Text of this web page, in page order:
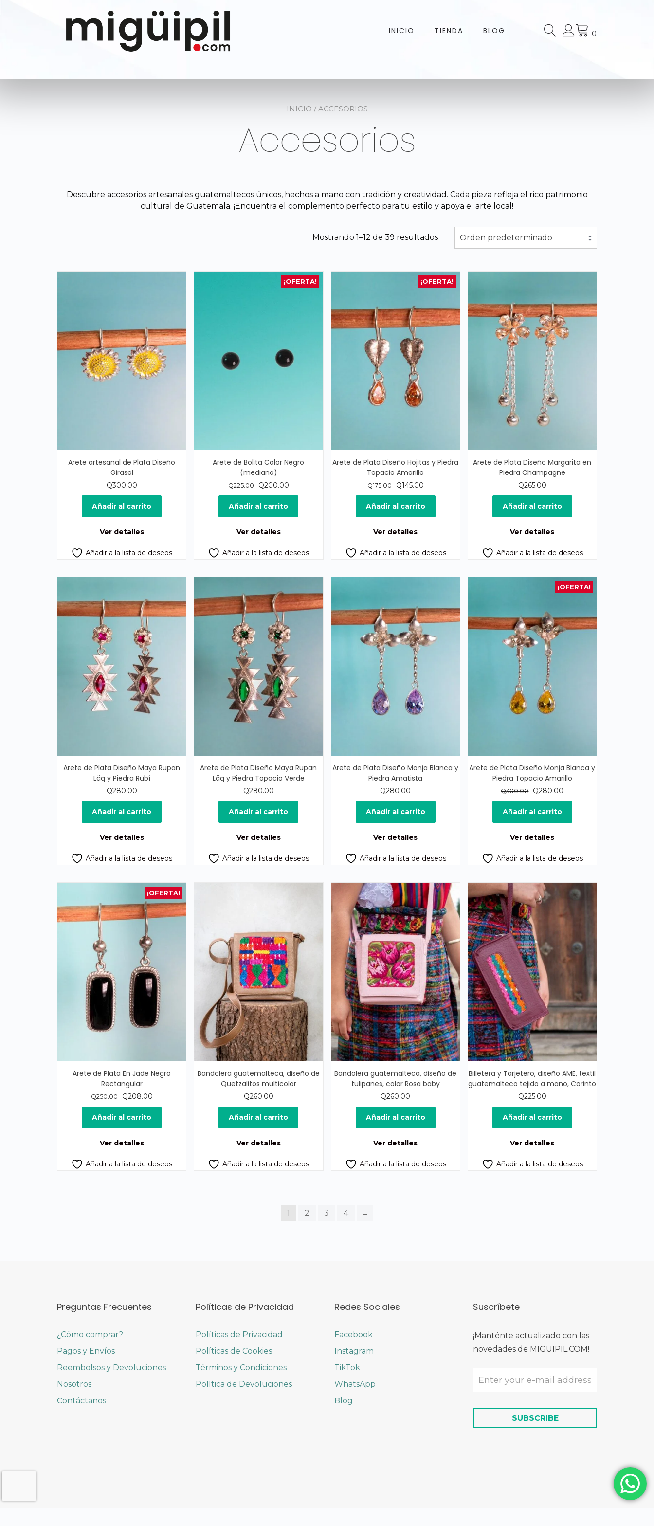
INICIO TIENDA BLOG 0
INICIO / ACCESORIOS
Accesorios
Descubre accesorios artesanales guatemaltecos únicos, hechos a mano con tradición y creatividad. Cada pieza refleja el rico patrimonio
cultural de Guatemala. ¡Encuentra el complemento perfecto para tu estilo y apoya el arte local!
Mostrando 1–12 de 39 resultados Orden predeterminado
Arete artesanal de Plata Diseño
Girasol
Q300.00
Añadir al carrito
Ver detalles
Añadir a la lista de deseos
¡OFERTA!
Arete de Bolita Color Negro
(mediano)
Q225.00
El
precio
original
era:
Q200.00El
precio
es:
Añadir al carrito
Ver detalles
Añadir a la lista de deseos
¡OFERTA!
Arete de Plata Diseño Hojitas y Piedra
Topacio Amarillo
Q175.00
El
precio
original
era:
Q145.00El
precio
actual
es:
Añadir al carrito
Ver detalles
Añadir a la lista de deseos
Arete de Plata Diseño Margarita en
Piedra Champagne
Q265.00
Añadir al carrito
Ver detalles
Añadir a la lista de deseos
Arete de Plata Diseño Maya Rupan
Läq y Piedra Rubí
Q280.00
Añadir al carrito
Ver detalles
Añadir a la lista de deseos
Arete de Plata Diseño Maya Rupan
Läq y Piedra Topacio Verde
Q280.00
Añadir al carrito
Ver detalles
Añadir a la lista de deseos
Arete de Plata Diseño Monja Blanca y
Piedra Amatista
Q280.00
Añadir al carrito
Ver detalles
Añadir a la lista de deseos
¡OFERTA!
Arete de Plata Diseño Monja Blanca y
Piedra Topacio Amarillo
Q300.00
El
precio
original
era:
Q280.00
precio
es:
Añadir al carrito
Ver detalles
Añadir a la lista de deseos
¡OFERTA!
Arete de Plata En Jade Negro
Rectangular
Q250.00
El
precio
original
era:
Q208.00El
precio
es:
Añadir al carrito
Ver detalles
Añadir a la lista de deseos
Bandolera guatemalteca, diseño de
Quetzalitos multicolor
Q260.00
Añadir al carrito
Ver detalles
Añadir a la lista de deseos
Bandolera guatemalteca, diseño de
tulipanes, color Rosa baby
Q260.00
Añadir al carrito
Ver detalles
Añadir a la lista de deseos
Billetera y Tarjetero, diseño AME, textil
guatemalteco tejido a mano, Corinto
Q225.00
Añadir al carrito
Ver detalles
Añadir a la lista de deseos
1 2 3 4 →
Preguntas Frecuentes
¿Cómo comprar?
Pagos y Envíos
Reembolsos y Devoluciones
Nosotros
Contáctanos
Políticas de Privacidad
Políticas de Privacidad
Políticas de Cookies
Términos y Condiciones
Política de Devoluciones
Redes Sociales
Facebook
Instagram
TikTok
WhatsApp
Blog
Suscríbete
¡Manténte actualizado con las
novedades de MIGUIPIL.COM!